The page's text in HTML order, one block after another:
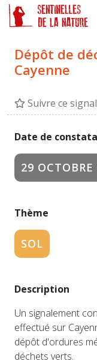
Dépôt de
Cayenne
Suivre ce
Date de
29 OCTOBRE
Thème
SOL
Description
Un signalement
effectué sur
dépôt d'ordures
déchets verts.
Panneau de gestion